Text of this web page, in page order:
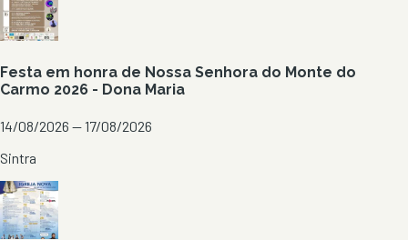
Festa em honra de Nossa Senhora do Monte do
Carmo 2026 - Dona Maria
14/08/2026 — 17/08/2026
Sintra